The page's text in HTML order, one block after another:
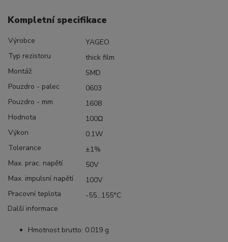
Kompletní specifikace
Výrobce
YAGEO
Typ rezistoru
thick film
Montáž
SMD
Pouzdro - palec
0603
Pouzdro - mm
1608
Hodnota
100Ω
Výkon
0.1W
Tolerance
±1%
Max. prac. napětí
50V
Max. impulsní napětí
100V
Pracovní teplota
-55...155°C
Další informace
Hmotnost brutto: 0.019 g